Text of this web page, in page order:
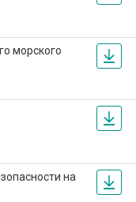
морского
на